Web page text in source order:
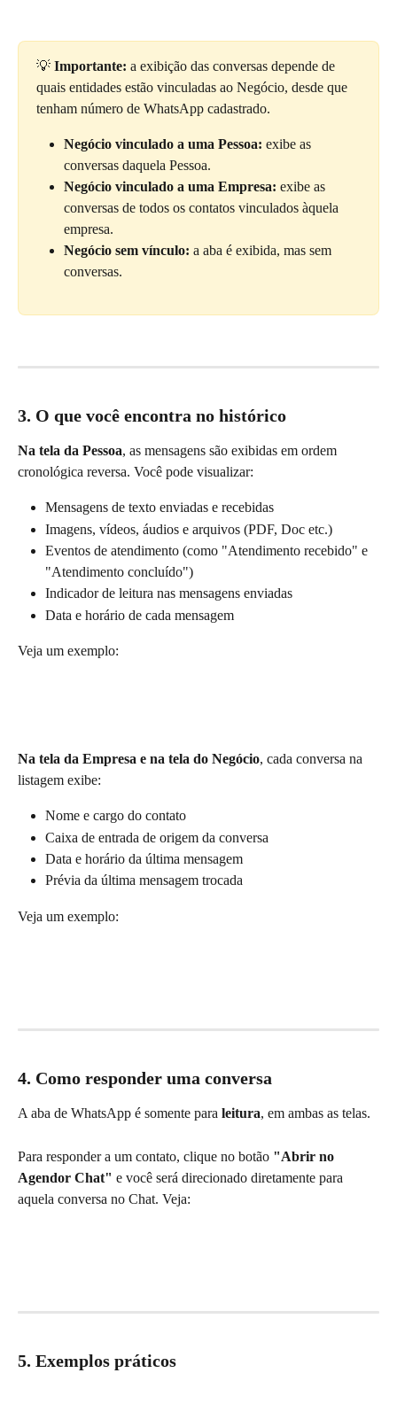
💡 Importante: a exibição das conversas depende de
quais entidades estão vinculadas ao Negócio, desde que
tenham número de WhatsApp cadastrado.
Negócio vinculado a uma Pessoa: exibe as
conversas daquela Pessoa.
Negócio vinculado a uma Empresa: exibe as
conversas de todos os contatos vinculados àquela
empresa.
Negócio sem vínculo: a aba é exibida, mas sem
conversas.
3. O que você encontra no histórico
Na tela da Pessoa, as mensagens são exibidas em ordem
cronológica reversa. Você pode visualizar:
Mensagens de texto enviadas e recebidas
Imagens, vídeos, áudios e arquivos (PDF, Doc etc.)
Eventos de atendimento (como "Atendimento recebido" e
"Atendimento concluído")
Indicador de leitura nas mensagens enviadas
Data e horário de cada mensagem
Veja um exemplo:
Na tela da Empresa e na tela do Negócio, cada conversa na
listagem exibe:
Nome e cargo do contato
Caixa de entrada de origem da conversa
Data e horário da última mensagem
Prévia da última mensagem trocada
Veja um exemplo:
4. Como responder uma conversa
A aba de WhatsApp é somente para leitura, em ambas as telas.
Para responder a um contato, clique no botão "Abrir no
Agendor Chat" e você será direcionado diretamente para
aquela conversa no Chat. Veja:
5. Exemplos práticos